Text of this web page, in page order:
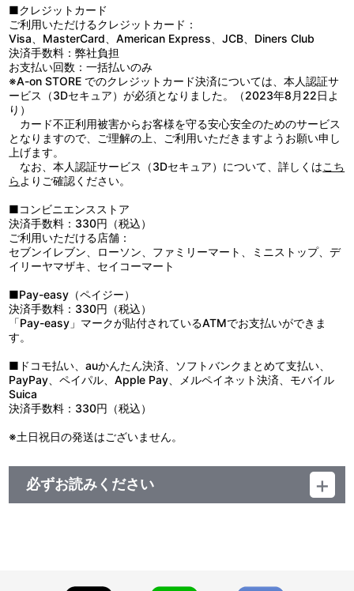
●思わぬ事故の恐れがありますので、乳幼児または小さなお子様に
は絶対に与えないでください。
●小さなお子様の手の届かないところで使用、保管してください。
●貼る面のホコリ、油分、水分などよくふきとって貼り付けてくだ
さい。
●接着面の材質により、のり残りする場合や、はがれにくい場合が
ございます。
●直射日光を避け、高温、多湿な場所を避けて保管してください。
■クレジットカード
ご利用いただけるクレジットカード：
Visa、MasterCard、American Express、JCB、Diners Club
決済手数料：弊社負担
お支払い回数：一括払いのみ
※A-on STORE でのクレジットカード決済については、本人認証サ
ービス（3Dセキュア）が必須となりました。（2023年8月22日よ
り）
カード不正利用被害からお客様を守る安心安全のためのサービス
となりますので、ご理解の上、ご利用いただきますようお願い申し
上げます。
なお、本人認証サービス（3Dセキュア）について、詳しくはこち
ら よりご確認ください。
■コンビニエンスストア
決済手数料：330円（税込）
ご利用いただける店舗：
セブンイレブン、ローソン、ファミリーマート、ミニストップ、デ
イリーヤマザキ、セイコーマート
■Pay-easy（ペイジー）
決済手数料：330円（税込）
「Pay-easy」マークが貼付されているATMでお支払いができま
す。
■ドコモ払い、auかんたん決済、ソフトバンクまとめて支払い、
PayPay、ペイパル、Apple Pay、メルペイネット決済、モバイル
Suica
決済手数料：330円（税込）
※土日祝日の発送はございません。
必ずお読みください